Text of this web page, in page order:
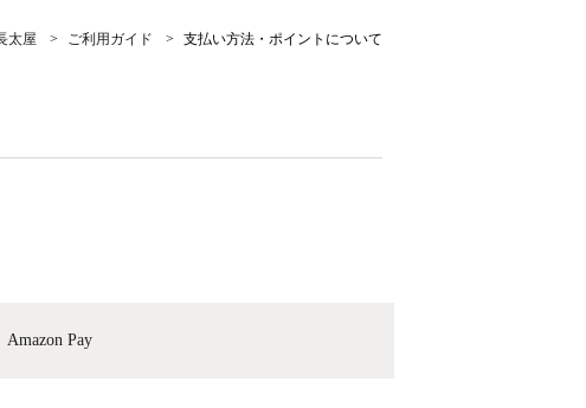
太屋 ご利用ガイド 支払い方法・ポイントについて
Amazon Pay